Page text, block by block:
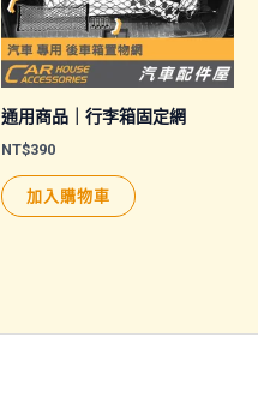
可
在
品
面
選
通用商品｜行李箱固定網
NT$390
加入購物車